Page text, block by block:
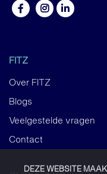
DEZE WEBSITE
FITZ
Over FITZ
Blogs
Veelgestelde vragen
Contact